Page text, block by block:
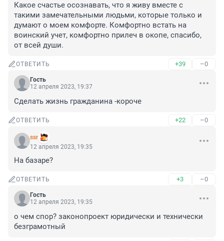
Какое счастье осознавать, что я живу вместе с
такими замечательными людьми, которые только и
думают о моем комфорте. Комфортно встать на
воинский учет, комфортно прилеч в окопе, спасибо,
от всей души.
ОТВЕТИТЬ +39 –0
Гость
12 апреля 2023, 19:37
Сделать жизнь гражданина -короче
ОТВЕТИТЬ +22 –0
ssr
12 апреля 2023, 19:35
На базаре?
ОТВЕТИТЬ +3 –0
Гость
12 апреля 2023, 19:35
о чем спор? законопроект юридически и технически
безграмотный